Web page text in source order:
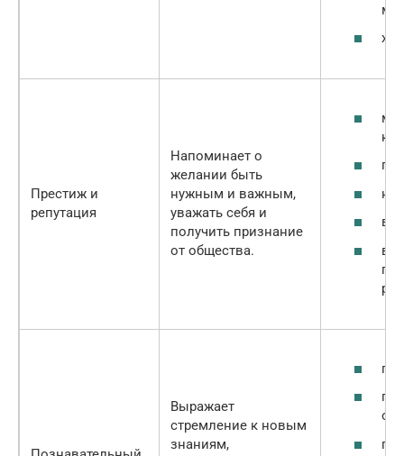
Престиж и
репутация
Напоминает о
желании быть
нужным и важным,
уважать себя и
получить признание
от общества.
Выражает
стремление к новым
знаниям,